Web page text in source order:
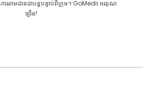
ារព្យាបាលរក្សាទំនាក់ទំនងដ៏ល្អជាមួយយើង